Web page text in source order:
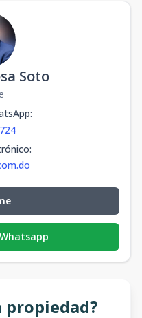
Soto
:
:
propiedad?